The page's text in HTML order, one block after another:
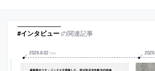
#インタビューの関連記事
2026.8.02 SUN 2026.